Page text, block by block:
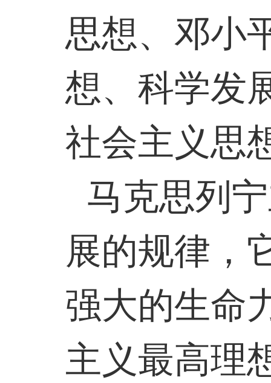
思想、邓小
想、科学发
社会主义思
马克思列
展的规律，
强大的生命
主义最高理